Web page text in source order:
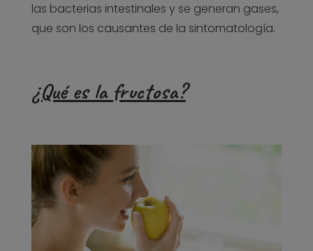
las bacterias intestinales y se generan gases,
que son los causantes de la sintomatología.
¿Qué es la fructosa?